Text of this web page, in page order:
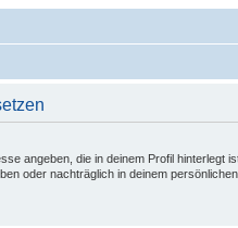
angeben, die in deinem Profil hinterlegt
oder nachträglich in deinem